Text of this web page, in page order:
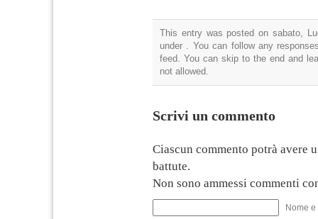
This entry was posted on sabato,
under . You can follow any
feed. You can skip to the end and
not allowed.
Scrivi un commento
Ciascun commento potrà avere
battute.
Non sono ammessi commenti
Nome